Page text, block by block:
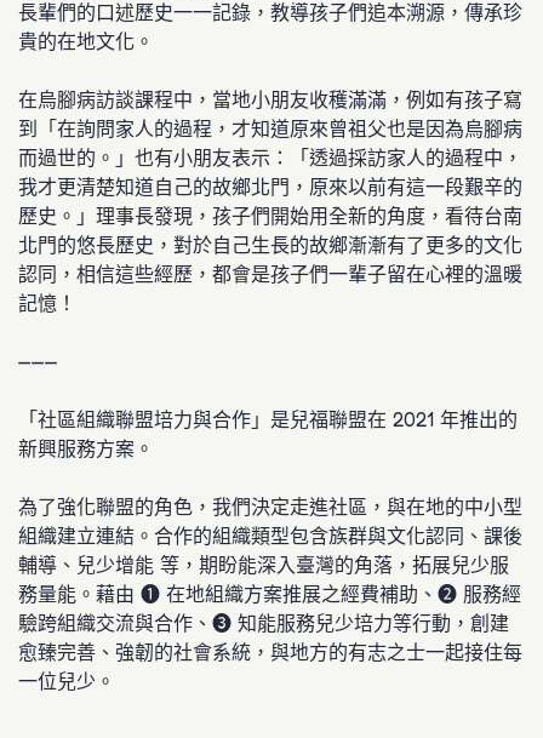
長輩們的口述歷史一一記錄，教導孩子們追本溯源，傳承珍
貴的在地文化。
在烏腳病訪談課程中，當地小朋友收穫滿滿，例如有孩子寫
到「在詢問家人的過程，才知道原來曾祖父也是因為烏腳病
而過世的。」也有小朋友表示：「透過採訪家人的過程中，
我才更清楚知道自己的故鄉北門，原來以前有這一段艱辛的
歷史。」 理事長發現，孩子們開始用全新的角度，看待台南
北門的悠長歷史，對於自己生長的故鄉漸漸有了更多的文化
認同 ，相信這些經歷，都會是孩子們一輩子留在心裡的溫暖
記憶！
———
「社區組織聯盟培力與合作」是兒福聯盟在 2021 年推出的
新興服務方案。
為了強化聯盟的角色，我們決定走進社區，與在地的中小型
組織建立連結。合作的組織類型包含族群與文化認同、課後
輔導、兒少增能 等，期盼能深入臺灣的角落，拓展兒少服
務量能。藉由 ❶ 在地組織方案推展之經費補助、❷ 服務經
驗跨組織交流與合作、❸ 知能服務兒少培力等行動，創建
愈臻完善、強韌的社會系統，與地方的有志之士一起接住每
一位兒少。